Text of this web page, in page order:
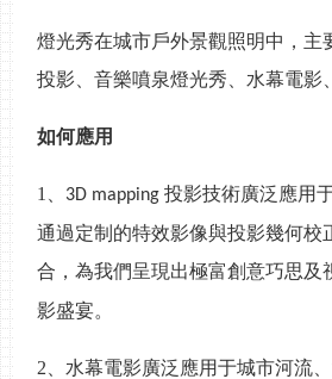
燈光秀在城市戶外景觀照明中，主
投影、音樂噴泉燈光秀、水幕電影
如何應用
1 3D mapping投影技術廣泛應用
通過定制的特效影像與投影幾何校
合，為我們呈現出極富創意巧思及
影盛宴。
2、 水幕電影廣泛應用于城市河流